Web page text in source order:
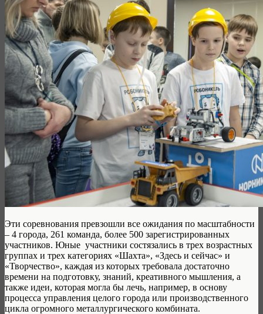
Эти соревнования превзошли все ожидания по масштабности
– 4 города, 261 команда, более 500 зарегистрированных
участников. Юные участники состязались в трех возрастных
группах и трех категориях «Шахта», «Здесь и сейчас» и
«Творчество», каждая из которых требовала достаточно
времени на подготовку, знаний, креативного мышления, а
также идеи, которая могла бы лечь, например, в основу
процесса управления целого города или производственного
цикла огромного металлургического комбината.